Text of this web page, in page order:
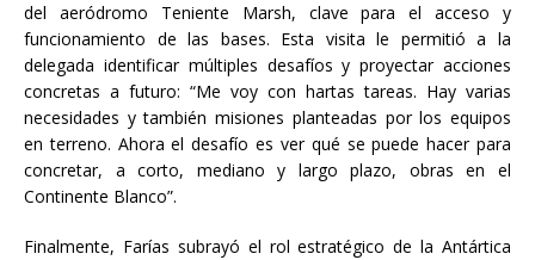
del aeródromo Teniente Marsh, clave para el acceso y
funcionamiento de las bases. Esta visita le permitió a la
delegada identificar múltiples desafíos y proyectar acciones
concretas a futuro: “Me voy con hartas tareas. Hay varias
necesidades y también misiones planteadas por los equipos
en terreno. Ahora el desafío es ver qué se puede hacer para
concretar, a corto, mediano y largo plazo, obras en el
Continente Blanco”.
Finalmente, Farías subrayó el rol estratégico de la Antártica